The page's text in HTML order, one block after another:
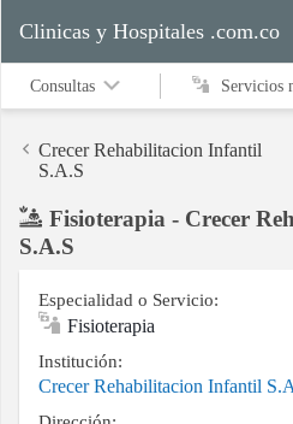
Servicios
medicos
Clinicas y Hospitales .com.co
Consultas Servicios
Crecer Rehabilitacion Infantil
S.A.S
Fisioterapia - Crecer
S.A.S
Especialidad o Servicio:
Fisioterapia
Institución:
Crecer Rehabilitacion Infantil